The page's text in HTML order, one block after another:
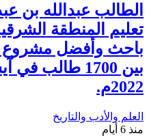
الطالب عبدالله بن
تعليم المنطقة
باحث وأفضل مشروع
بين 1700
2022م.
العلم والأدب والتاريخ
منذ 6 أيام